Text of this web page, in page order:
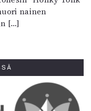
nainen
[…]